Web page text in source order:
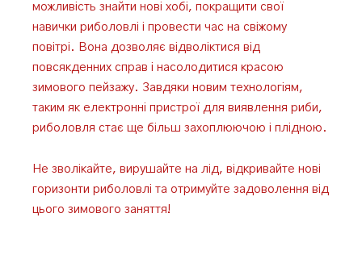
можливість знайти нові хобі, покращити свої
навички риболовлі і провести час на свіжому
повітрі. Вона дозволяє відволіктися від
повсякденних справ і насолодитися красою
зимового пейзажу. Завдяки новим технологіям,
таким як електронні пристрої для виявлення риби,
риболовля стає ще більш захоплюючою і плідною.
Не зволікайте, вирушайте на лід, відкривайте нові
горизонти риболовлі та отримуйте задоволення від
цього зимового заняття!